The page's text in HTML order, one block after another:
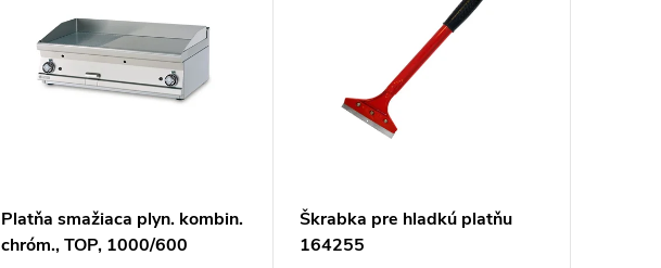
Platňa smažiaca plyn. kombin.
chróm., TOP, 1000/600
Škrabka pre hladkú platňu
164255